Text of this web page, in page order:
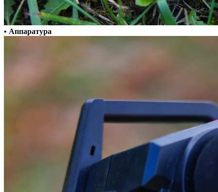
• Аппаратура